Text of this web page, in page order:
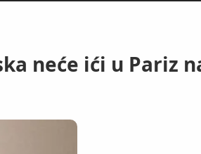
neće ići u Pariz